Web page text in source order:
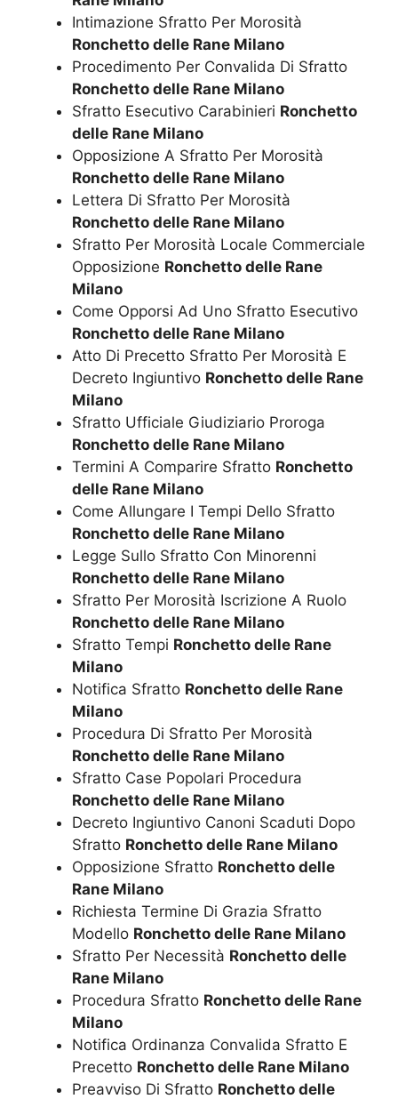
Intimazione Sfratto Per Morosità
Ronchetto delle Rane Milano
Procedimento Per Convalida Di Sfratto
Ronchetto delle Rane Milano
Sfratto Esecutivo Carabinieri Ronchetto
delle Rane Milano
Opposizione A Sfratto Per Morosità
Ronchetto delle Rane Milano
Lettera Di Sfratto Per Morosità
Ronchetto delle Rane Milano
Sfratto Per Morosità Locale Commerciale
Opposizione Ronchetto delle Rane
Milano
Come Opporsi Ad Uno Sfratto Esecutivo
Ronchetto delle Rane Milano
Atto Di Precetto Sfratto Per Morosità E
Decreto Ingiuntivo Ronchetto delle Rane
Milano
Sfratto Ufficiale Giudiziario Proroga
Ronchetto delle Rane Milano
Termini A Comparire Sfratto Ronchetto
delle Rane Milano
Come Allungare I Tempi Dello Sfratto
Ronchetto delle Rane Milano
Legge Sullo Sfratto Con Minorenni
Ronchetto delle Rane Milano
Sfratto Per Morosità Iscrizione A Ruolo
Ronchetto delle Rane Milano
Sfratto Tempi Ronchetto delle Rane
Milano
Notifica Sfratto Ronchetto delle Rane
Milano
Procedura Di Sfratto Per Morosità
Ronchetto delle Rane Milano
Sfratto Case Popolari Procedura
Ronchetto delle Rane Milano
Decreto Ingiuntivo Canoni Scaduti Dopo
Sfratto Ronchetto delle Rane Milano
Opposizione Sfratto Ronchetto delle
Rane Milano
Richiesta Termine Di Grazia Sfratto
Modello Ronchetto delle Rane Milano
Sfratto Per Necessità Ronchetto delle
Rane Milano
Procedura Sfratto Ronchetto delle Rane
Milano
Notifica Ordinanza Convalida Sfratto E
Precetto Ronchetto delle Rane Milano
Preavviso Di Sfratto Ronchetto delle